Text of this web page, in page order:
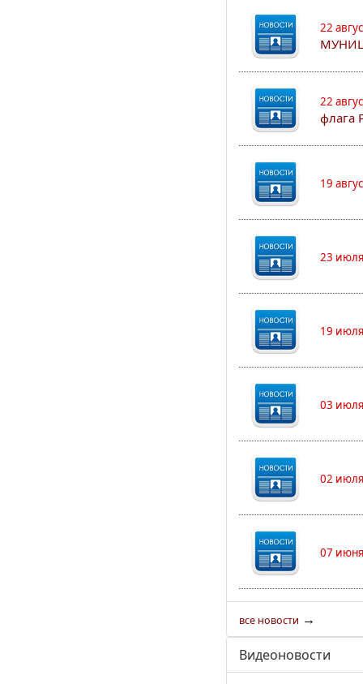
22
22
флага
19
23
19
03
02
07
все новости →
Видеоновости